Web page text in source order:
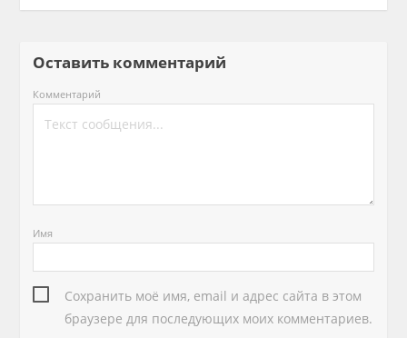
Оставить комментарий
Комментарий
Имя
Сохранить моё имя, email и адрес сайта в этом
браузере для последующих моих комментариев.